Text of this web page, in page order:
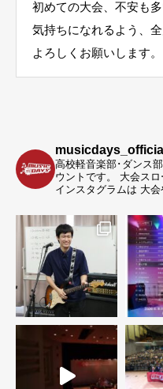
初めての大会、不安も
気持ちになれるよう、
よろしくお願いします。
musicdays_official
高校軽音楽部･ダンス
ウントです。
大会スロ
インスタグラムは 大